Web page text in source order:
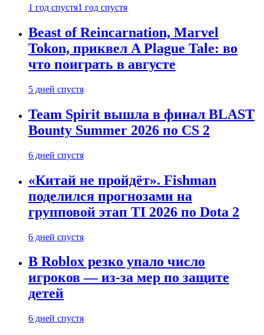
1 год спустя1 год спустя
Beast of Reincarnation, Marvel
Tokon, приквел A Plague Tale: во
что поиграть в августе
5 дней спустя
Team Spirit вышла в финал BLAST
Bounty Summer 2026 по CS 2
6 дней спустя
«Китай не пройдёт». Fishman
поделился прогнозами на
групповой этап TI 2026 по Dota 2
6 дней спустя
В Roblox резко упало число
игроков — из-за мер по защите
детей
6 дней спустя